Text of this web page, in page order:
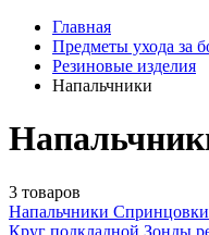
Главная
Предметы ухода за
Резиновые изделия
Напальчники
3 товаров
Напальчники Спринцовки
Круг подкладной Зонды